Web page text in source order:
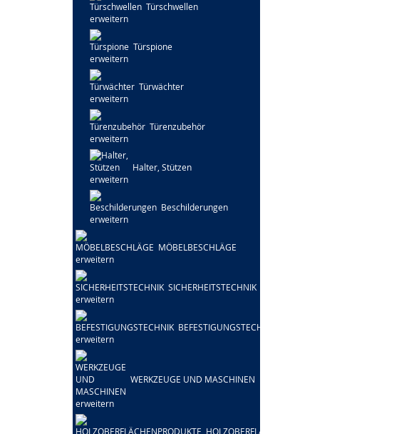
Türschwellen
Türspione
Türwächter
Türenzubehör
Halter, Stützen
Beschilderungen
MÖBELBESCHLÄGE
SICHERHEITSTECHNIK
BEFESTIGUNGSTECHNIK
WERKZEUGE UND MASCHINEN
HOLZOBERFLÄCHENPRODUKTE